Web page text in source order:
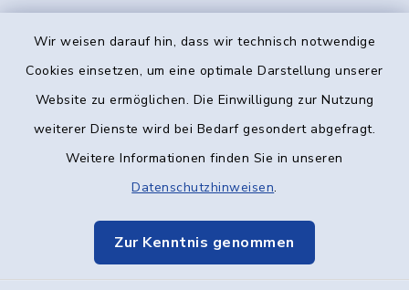
Wir weisen darauf hin, dass wir technisch notwendige
Cookies einsetzen, um eine optimale Darstellung unserer
Website zu ermöglichen. Die Einwilligung zur Nutzung
weiterer Dienste wird bei Bedarf gesondert abgefragt.
Weitere Informationen finden Sie in unseren
Datenschutzhinweisen.
Zur Kenntnis genommen
Kontakt
Datenschutz
Elektronische Kommunikation